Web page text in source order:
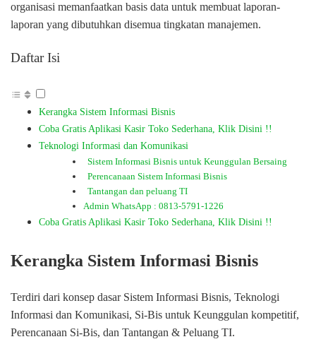
organisasi memanfaatkan basis data untuk membuat laporan-
laporan yang dibutuhkan disemua tingkatan manajemen.
Daftar Isi
Kerangka Sistem Informasi Bisnis
Coba Gratis Aplikasi Kasir Toko Sederhana, Klik Disini !!
Teknologi Informasi dan Komunikasi
Sistem Informasi Bisnis untuk Keunggulan Bersaing
Perencanaan Sistem Informasi Bisnis
Tantangan dan peluang TI
Admin WhatsApp : 0813-5791-1226
Coba Gratis Aplikasi Kasir Toko Sederhana, Klik Disini !!
Kerangka Sistem Informasi Bisnis
Terdiri dari konsep dasar Sistem Informasi Bisnis, Teknologi
Informasi dan Komunikasi, Si-Bis untuk Keunggulan kompetitif,
Perencanaan Si-Bis, dan Tantangan & Peluang TI.